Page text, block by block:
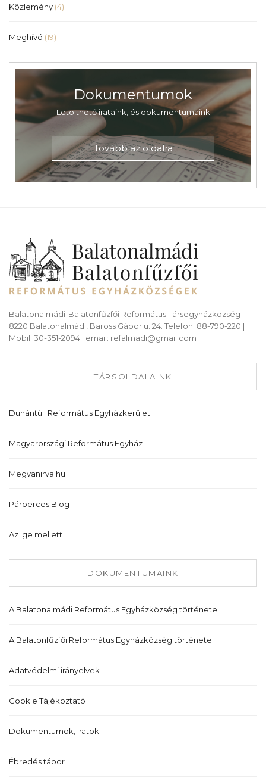
Közlemény (4)
Meghívó (19)
Dokumentumok
Letölthető irataink, és dokumentumaink
Tovább az oldalra
Balatonalmádi-Balatonfűzfői Református Társegyházközség |
8220 Balatonalmádi, Baross Gábor u. 24. Telefon: 88-790-220 |
Mobil: 30-351-2094 | email: refalmadi@gmail.com
TÁRSOLDALAINK
Dunántúli Református Egyházkerület
Magyarországi Református Egyház
Megvanirva.hu
Párperces Blog
Az Ige mellett
DOKUMENTUMAINK
A Balatonalmádi Református Egyházközség története
A Balatonfűzfői Református Egyházközség története
Adatvédelmi irányelvek
Cookie Tájékoztató
Dokumentumok, Iratok
Ébredés tábor